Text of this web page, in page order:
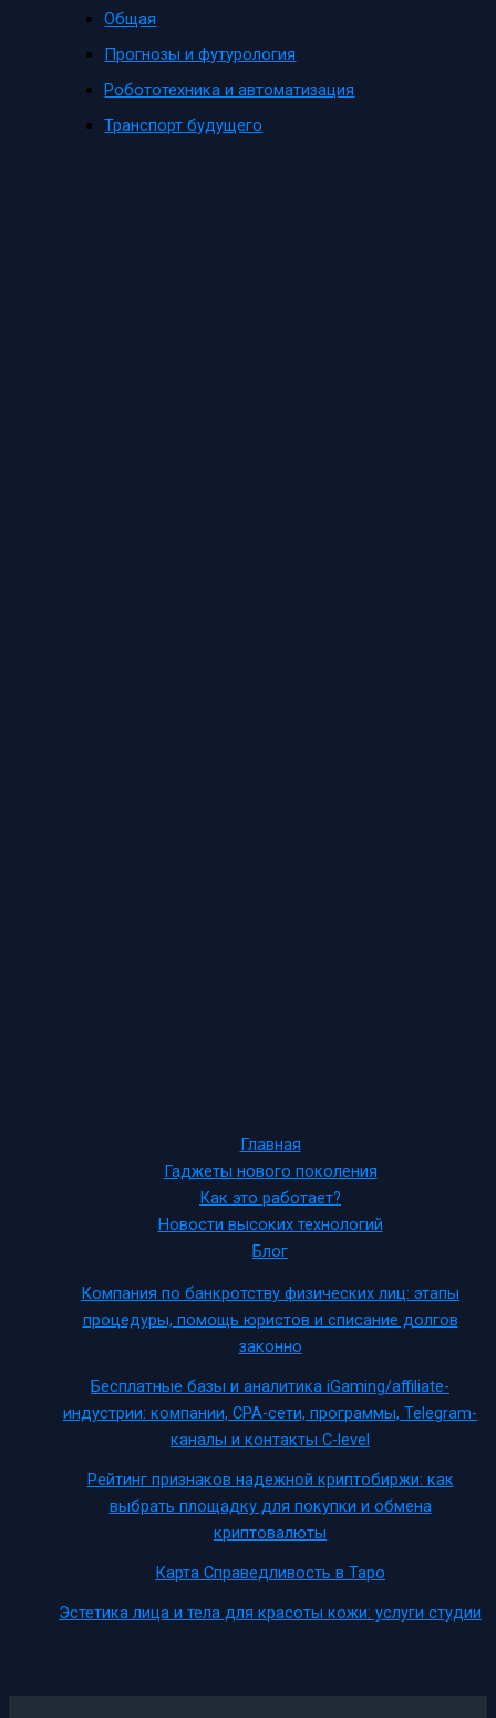
Общая
Прогнозы и футурология
Робототехника и автоматизация
Транспорт будущего
Главная
Гаджеты нового поколения
Как это работает?
Новости высоких технологий
Блог
Компания по банкротству физических лиц: этапы
процедуры, помощь юристов и списание долгов
законно
Бесплатные базы и аналитика iGaming/affiliate-
индустрии: компании, CPA-сети, программы, Telegram-
каналы и контакты C-level
Рейтинг признаков надежной криптобиржи: как
выбрать площадку для покупки и обмена
криптовалюты
Карта Справедливость в Таро
Эстетика лица и тела для красоты кожи: услуги студии